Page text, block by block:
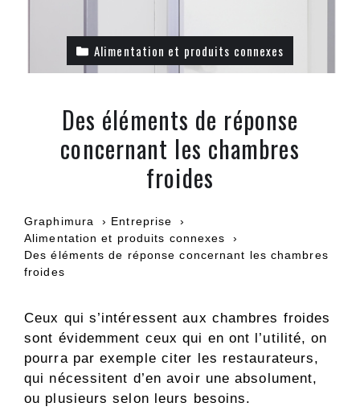
Alimentation et produits connexes
Des éléments de réponse
concernant les chambres
froides
Graphimura
Entreprise
Alimentation et produits connexes
Des éléments de réponse concernant les chambres
froides
Ceux qui s’intéressent aux chambres froides
sont évidemment ceux qui en ont l’utilité, on
pourra par exemple citer les restaurateurs,
qui nécessitent d’en avoir une absolument,
ou plusieurs selon leurs besoins.